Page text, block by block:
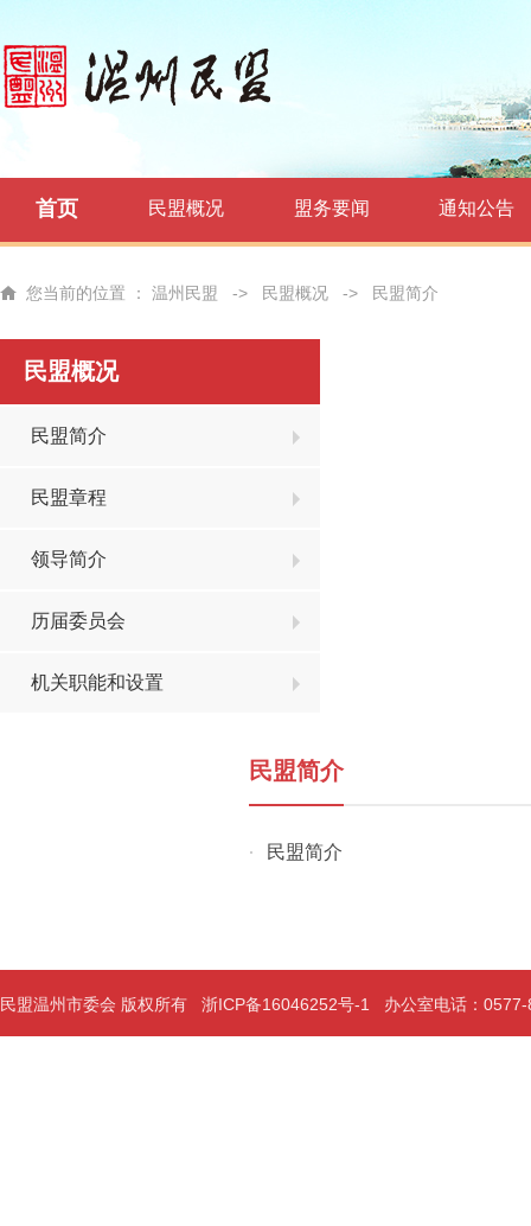
首页 民盟概况 盟务要闻 通知公告
您当前的位置 ： 温州民盟 -> 民盟概况 -> 民盟简介
民盟概况
民盟简介
民盟章程
领导简介
历届委员会
机关职能和设置
民盟简介
· 民盟简介
民盟温州市委会 版权所有 浙ICP备16046252号-1 办公室电话：